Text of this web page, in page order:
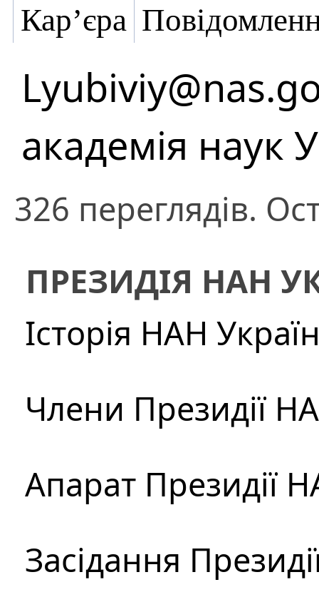
Кар’єра
академія наук
326 переглядів.
ПРЕЗИДІЯ НАН
Історія НАН
Члени Президії
Апарат Президії
Засідання